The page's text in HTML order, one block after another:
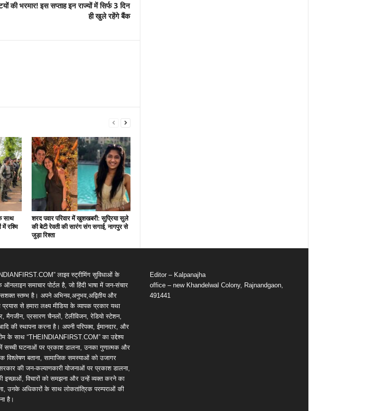
की भरमार! इस सप्ताह इन राज्यों में सिर्फ 3 दिन
ही खुले रहेंगे बैंक
साथ
रश्मि
शरद पवार परिवार में खुशखबरी: सुप्रिया सुले
की बेटी रेवती की सारंग संग सगाई, नागपुर से
जुड़ा रिश्ता
लाइव स्ट्रीमिंग सुविधाओं के
समाचार पोर्टल है, जो हिंदी भाषा में जन-संचार
स्तम्भ है। अपने अभिनव,अनुभव,अद्वितीय और
से हमारा लक्ष्य मीडिया के व्यापक प्रकार यथा
मैगजीन, प्रसारण चैनलों, टेलीविजन, रेडियो स्टेशन,
की स्थापना करना है। अपनी परिपक्व, ईमानदार, और
टीम के साथ “THEINDIANFIRST.COM” का उद्देश्य
सच्ची घटनाओं पर प्रकाश डालना, उनका गुणात्मक और
विश्लेषण बताना, सामाजिक समस्याओं को उजागर
की जन-कल्याणकारी योजनाओं पर प्रकाश डालना,
इच्छाओं, विचारों को समझना और उन्हें व्यक्त करने का
उनके अधिकारों के साथ लोकतांत्रिक परम्पराओं की
है।
Editor – Kalpanajha
office – new Khandelwal Colony, Rajnandgaon,
491441